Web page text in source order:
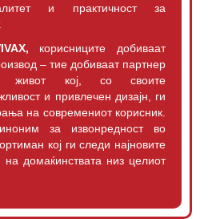
и практичност за
корисниците добиваат
– тие добиваат партнер
живот кој, со своите
и привлечен дизајн, ги
на современиот корисник.
за извонредност во
кој ги следи најновите
домаќинствата низ целиот